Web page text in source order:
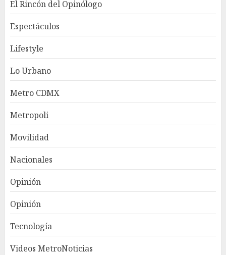
El Rincón del Opinólogo
Espectáculos
Lifestyle
Lo Urbano
Metro CDMX
Metropoli
Movilidad
Nacionales
Opinión
Opinión
Tecnología
Videos MetroNoticias